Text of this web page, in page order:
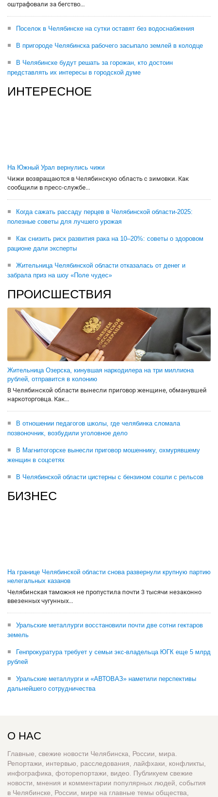
оштрафовали за бегство...
Поселок в Челябинске на сутки оставят без водоснабжения
В пригороде Челябинска рабочего засыпало землей в колодце
В Челябинске будут решать за горожан, кто достоин
представлять их интересы в городской думе
ИНТЕРЕСНОЕ
На Южный Урал вернулись чижи
Чижи возвращаются в Челябинскую область с зимовки. Как
сообщили в пресс-службе...
Когда сажать рассаду перцев в Челябинской области-2025:
полезные советы для лучшего урожая
Как снизить риск развития рака на 10–20%: советы о здоровом
рационе дали эксперты
Жительница Челябинской области отказалась от денег и
забрала приз на шоу «Поле чудес»
ПРОИСШЕСТВИЯ
Жительница Озерска, кинувшая наркодилера на три миллиона
рублей, отправится в колонию
В Челябинской области вынесли приговор женщине, обманувшей
наркоторговца. Как...
В отношении педагогов школы, где челябинка сломала
позвоночник, возбудили уголовное дело
В Магнитогорске вынесли приговор мошеннику, охмурявшему
женщин в соцсетях
В Челябинской области цистерны с бензином сошли с рельсов
БИЗНЕС
На границе Челябинской области снова развернули крупную партию
нелегальных казанов
Челябинская таможня не пропустила почти 3 тысячи незаконно
ввезенных чугунных...
Уральские металлурги восстановили почти две сотни гектаров
земель
Генпрокуратура требует у семьи экс-владельца ЮГК еще 5 млрд
рублей
Уральские металлурги и «АВТОВАЗ» наметили перспективы
дальнейшего сотрудничества
О НАС
Главные, свежие новости Челябинска, России, мира.
Репортажи, интервью, расследования, лайфхаки, конфликты,
инфографика, фоторепортажи, видео. Публикуем свежие
новости, мнения и комментарии популярных людей, события
в Челябинске, России, мире на главные темы общества,